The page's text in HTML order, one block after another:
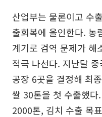
산업부는 물론이고 수
출회복에 올인한다. 농
계기로 검역 문제가 해
적극 나선다. 지난달
공장 6곳을 결정해 최
쌀 30톤을 첫 수출했
2000톤, 김치 수출 목